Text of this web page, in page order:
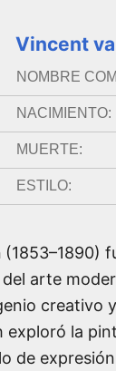
Vincent
NOMBRE
NACIMIENTO:
MUERTE:
ESTILO:
(1853–1890)
arte
creativo
exploró la
de